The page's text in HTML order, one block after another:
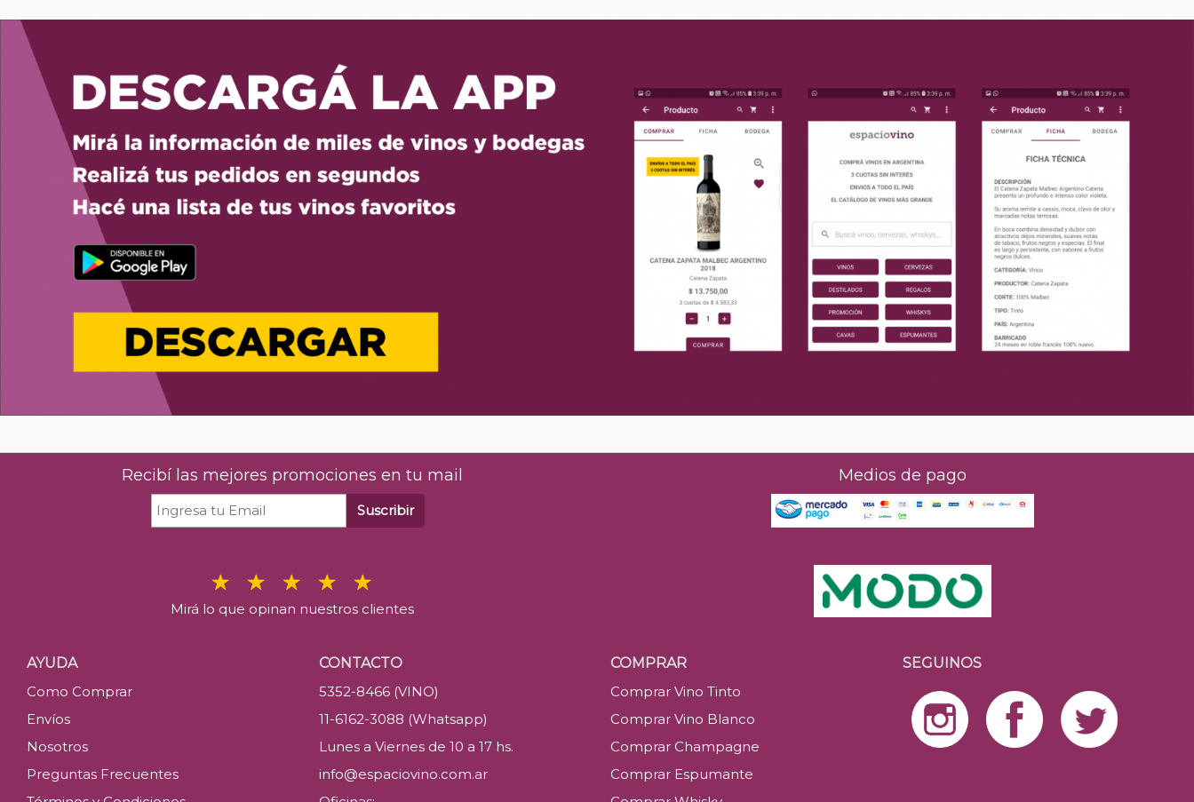
Recibí las mejores promociones en tu mail
Suscribir
Mirá lo que opinan nuestros clientes
Medios de pago
AYUDA
Como Comprar
Envíos
Nosotros
Preguntas Frecuentes
CONTACTO
5352-8466 (VINO)
11-6162-3088 (Whatsapp)
Lunes a Viernes de 10 a 17 hs.
info@espaciovino.com.ar
COMPRAR
Comprar Vino Tinto
Comprar Vino Blanco
Comprar Champagne
Comprar Espumante
SEGUINOS